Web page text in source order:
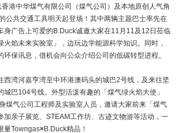
香港中华煤气有限公司（煤气公司）及本地原创人气角
公共交通工具明天起登场！其中两辆主题巴士率先在
身广告上可爱的B.Duck诚邀大家在11月11及12日莅临
火焰未来实验室」，边玩边学能源科学知识。同时，
保讯息，借机会向公众介绍公司的低碳转型进程。
西湾河嘉亨湾至中环港澳码头的城巴2号线，及来往坚
城巴104号线。外型活泼有趣的「煤气绿火焰大使」
煤气公司工程师及实验室人员，邀请大家前来「煤气
加亲子展览、STEAM工作坊、古迹文物游等活动，一
量Towngas×B.Duck精品！